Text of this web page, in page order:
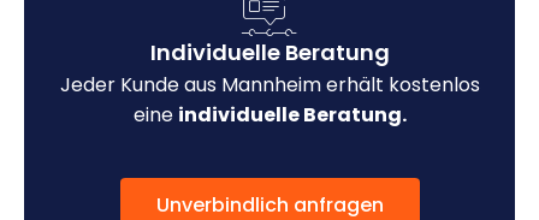
Individuelle Beratung
Jeder Kunde aus Mannheim erhält kostenlos
eine individuelle Beratung.
Unverbindlich anfragen